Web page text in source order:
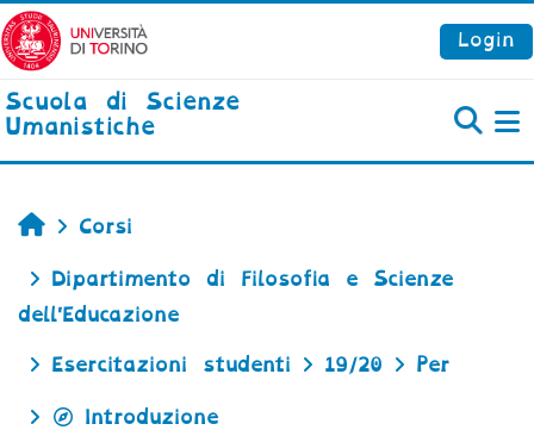
Vai al contenuto principale
Login
Scuola di Scienze
Umanistiche
Home
Corsi
Dipartimento di Filosofia e Scienze
dell'Educazione
Esercitazioni studenti 19/20 Per
Introduzione